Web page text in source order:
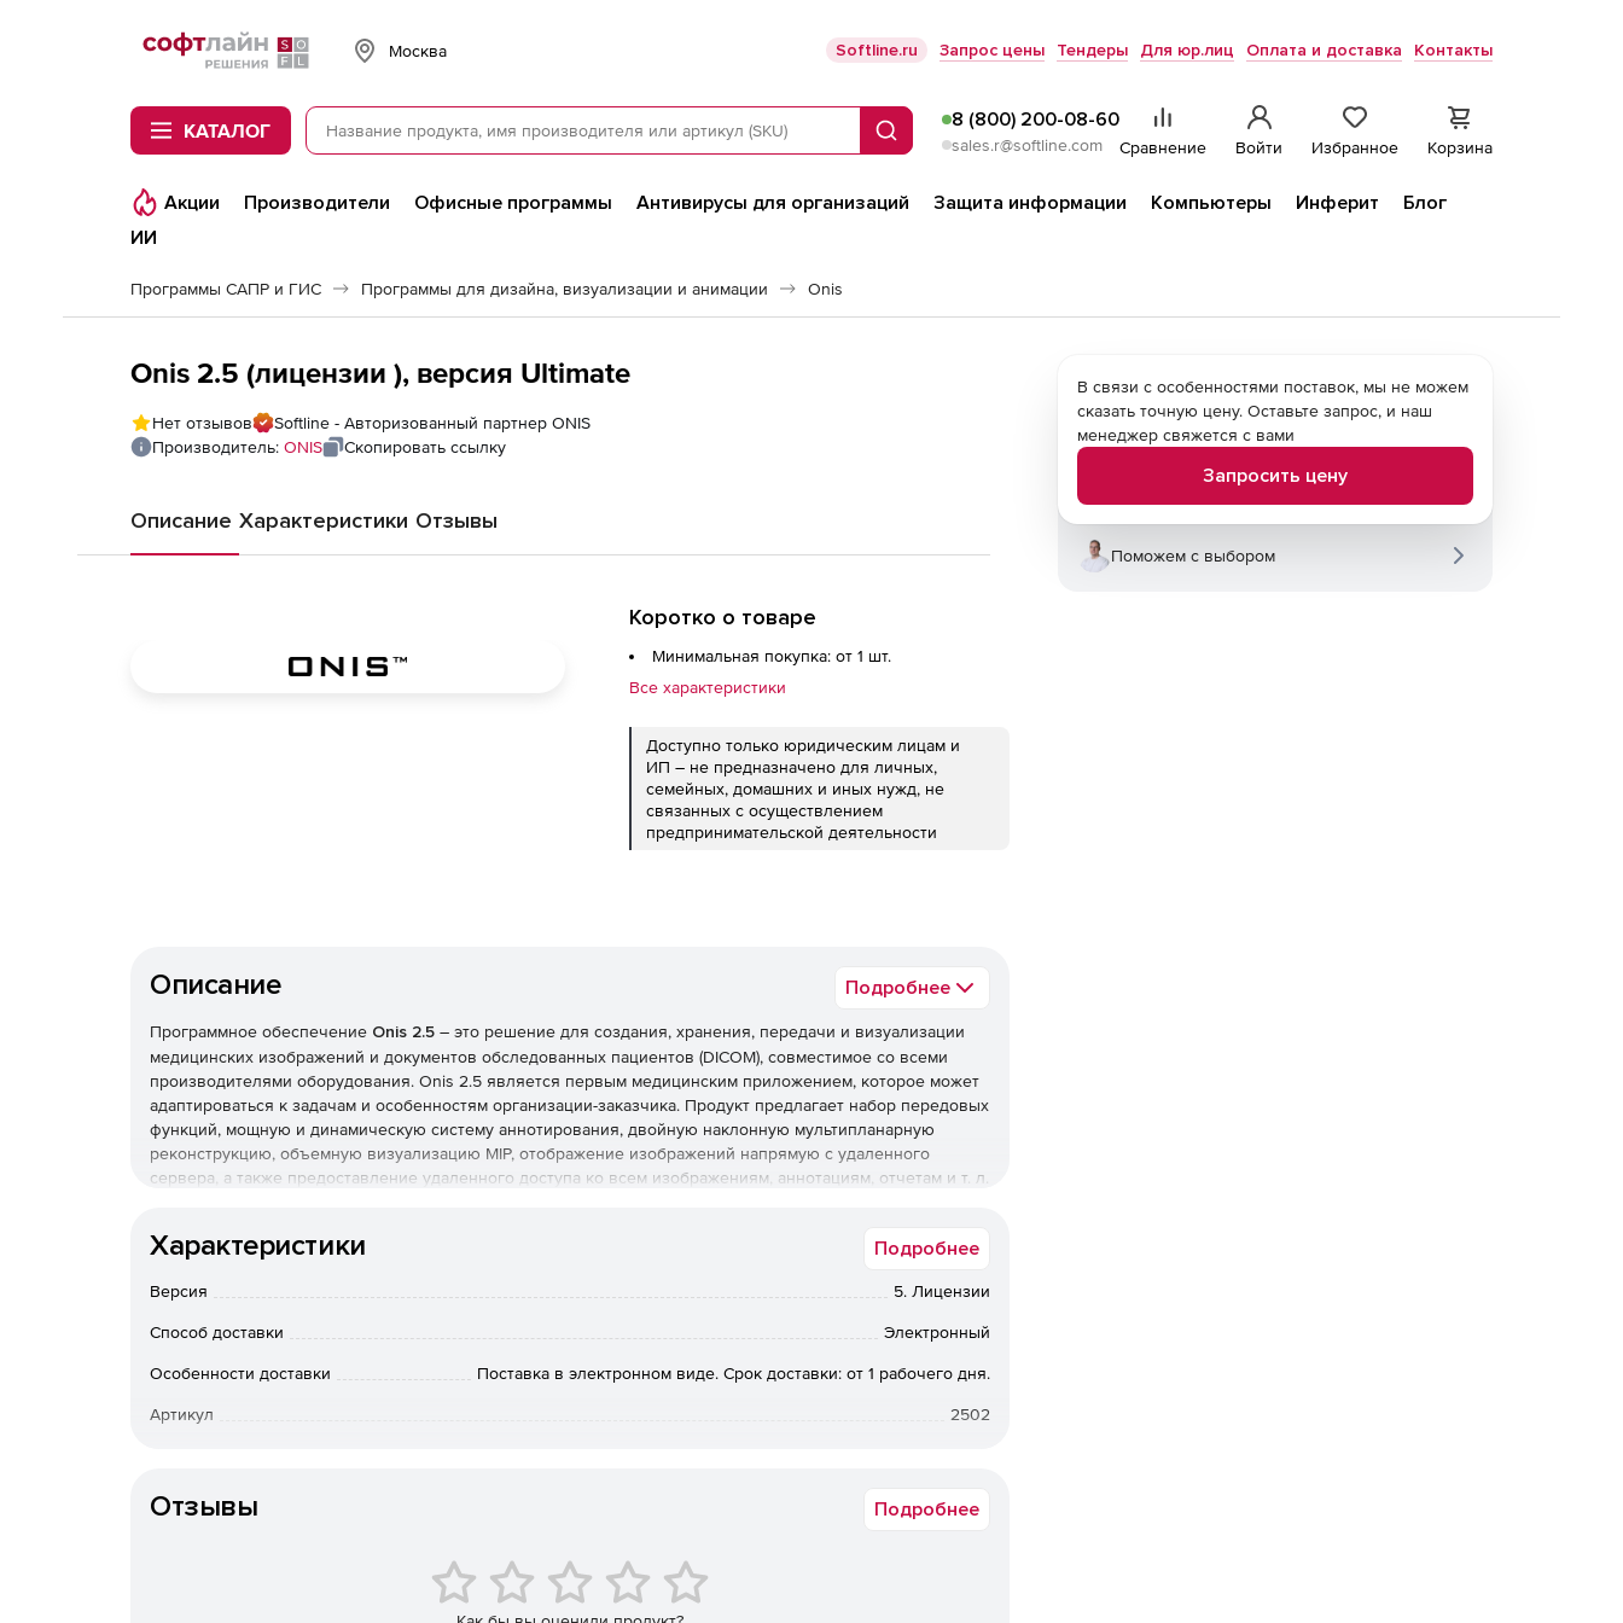
Softline
Москва Softline.ru Запрос цены Тендеры Для юр.лиц Оплата и доставка Контакты
КАТАЛОГ Поиск
8 (800) 200-08-60
sales.r@softline.com Сравнение Войти Избранное Корзина
Акции Производители Офисные программы Антивирусы для организаций Защита информации Компьютеры Инферит
Блог
ИИ
Программы САПР и ГИС Программы для дизайна, визуализации и анимации Onis
Onis 2.5 (лицензии ), версия Ultimate
Нет отзывов
Softline - Авторизованный партнер ONIS
Производитель: ONIS Скопировать ссылку
Описание Характеристики Отзывы
Коротко о товаре
Минимальная покупка: от 1 шт.
Все характеристики
Доступно только юридическим лицам и
ИП – не предназначено для личных,
семейных, домашних и иных нужд, не
связанных с осуществлением
предпринимательской деятельности
Описание Подробнее
Программное обеспечение Onis 2.5 – это решение для создания, хранения, передачи и визуализации
медицинских изображений и документов обследованных пациентов (DICOM), совместимое со всеми
производителями оборудования. Onis 2.5 является первым медицинским приложением, которое может
адаптироваться к задачам и особенностям организации-заказчика. Продукт предлагает набор передовых
функций, мощную и динамическую систему аннотирования, двойную наклонную мультипланарную
реконструкцию, объемную визуализацию MIP, отображение изображений напрямую с удаленного
сервера, а также предоставление удаленного доступа ко всем изображениям, аннотациям, отчетам и т. л.
мультипланарную реконструкцию, объемный трехмерный рендеринг, отчетность, альбомы и доступ к
Характеристики Onis 2.5:
Архитектура Onis строится на базе подключаемых плагинов. Единый фреймворк позволяет
адаптироваться под любые существующие и новые рабочие процессы.
измерений, начиная от простых и заканчивая наиболее комплексными.
максимальной интенсивности благодаря плагинам MPR и MIP.
Характеристики Подробнее
Версия 5. Лицензии
Способ доставки Электронный
Особенности доставки Поставка в электронном виде. Срок доставки: от 1 рабочего дня.
Артикул 2502
Отзывы Подробнее
В связи с особенностями поставок, мы не можем
сказать точную цену. Оставьте запрос, и наш
менеджер свяжется с вами
Запросить цену
Поможем с выбором